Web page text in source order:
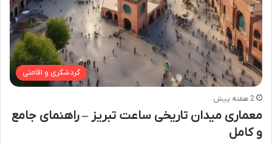
گردشگری و اقامتی
2 هفته پیش
معماری میدان تاریخی ساعت تبریز – راهنمای جامع
و کامل